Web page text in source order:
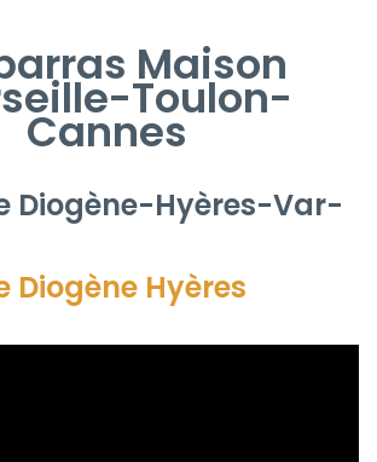
Maison
Toulon-
Cannes
Diogène-Hyères-Var-
Diogène Hyères